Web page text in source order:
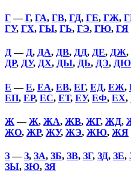
Г—Г, ГА, ГВ, ГД, ГЕ, ГЖ,
ГУ, ГХ, ГЫ, ГЬ, ГЭ, ГЮ, ГЯ
Д— Д, ДА, ДВ, ДД, ДЕ, ДЖ,
ДР, ДУ, ДХ, ДЫ, ДЬ, ДЭ, ДЮ
Е —Е, ЕА, ЕВ, ЕГ, ЕД, ЕЖ,
ЕП, ЕР, ЕС, ЕТ, ЕУ, ЕФ, ЕХ,
Ж —Ж, ЖА, ЖВ, ЖГ, ЖД,
ЖО, ЖР, ЖУ, ЖЭ, ЖЮ, ЖЯ
З—З, ЗА, ЗБ, ЗВ, ЗГ, ЗД, ЗЕ,
ЗЫ, ЗЮ, ЗЯ